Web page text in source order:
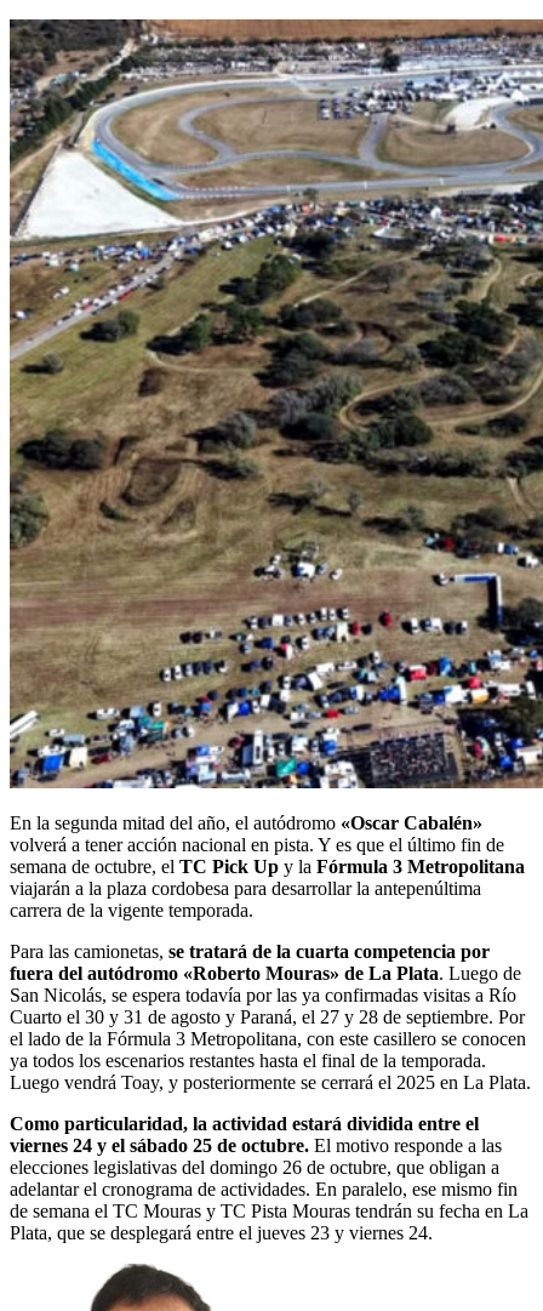
En la segunda mitad del año, el autódromo «Oscar Cabalén»
volverá a tener acción nacional en pista. Y es que el último fin de
semana de octubre, el TC Pick Up y la Fórmula 3 Metropolitana
viajarán a la plaza cordobesa para desarrollar la antepenúltima
carrera de la vigente temporada.
Para las camionetas, se tratará de la cuarta competencia por
fuera del autódromo «Roberto Mouras» de La Plata. Luego de
San Nicolás, se espera todavía por las ya confirmadas visitas a Río
Cuarto el 30 y 31 de agosto y Paraná, el 27 y 28 de septiembre. Por
el lado de la Fórmula 3 Metropolitana, con este casillero se conocen
ya todos los escenarios restantes hasta el final de la temporada.
Luego vendrá Toay, y posteriormente se cerrará el 2025 en La Plata.
Como particularidad, la actividad estará dividida entre el
viernes 24 y el sábado 25 de octubre. El motivo responde a las
elecciones legislativas del domingo 26 de octubre, que obligan a
adelantar el cronograma de actividades. En paralelo, ese mismo fin
de semana el TC Mouras y TC Pista Mouras tendrán su fecha en La
Plata, que se desplegará entre el jueves 23 y viernes 24.